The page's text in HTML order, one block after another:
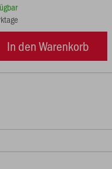
In den Warenkorb